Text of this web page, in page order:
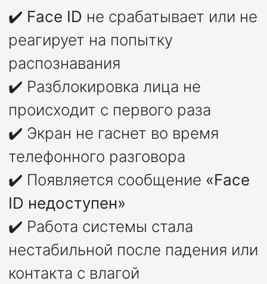
✔️ Face ID не срабатывает или не
реагирует на попытку
распознавания
✔️ Разблокировка лица не
происходит с первого раза
✔️ Экран не гаснет во время
телефонного разговора
✔️ Появляется сообщение «Face
ID недоступен»
✔️ Работа системы стала
нестабильной после падения или
контакта с влагой